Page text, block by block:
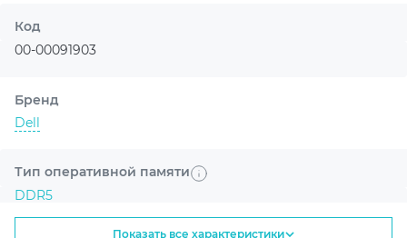
Код
00-00091903
Бренд
Dell
Тип оперативной памяти
DDR5
Показать все характеристики